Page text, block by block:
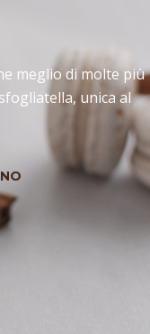
meglio di molte più
unica al